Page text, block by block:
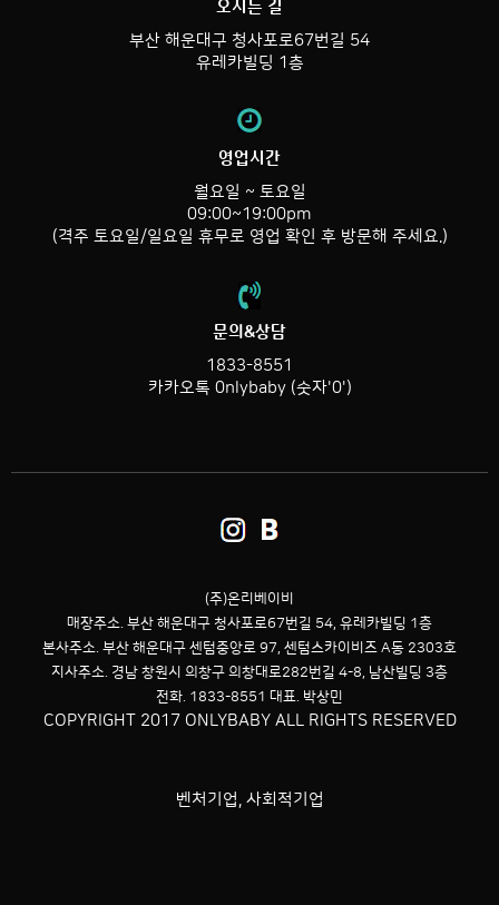
오시는 길
부산 해운대구 청사포로67번길 54
유레카빌딩 1층
영업시간
월요일 ~ 토요일
09:00~19:00pm
(격주 토요일/일요일 휴무로 영업 확인 후 방문해 주세요.)
문의&상담
1833-8551
카카오톡 0nlybaby (숫자'0')
(주)온리베이비
매장주소. 부산 해운대구 청사포로67번길 54, 유레카빌딩 1층
본사주소. 부산 해운대구 센텀중앙로 97, 센텀스카이비즈 A동 2303호
지사주소. 경남 창원시 의창구 의창대로282번길 4-8, 남산빌딩 3층
전화. 1833-8551 대표. 박상민
COPYRIGHT 2017 ONLYBABY ALL RIGHTS RESERVED
벤처기업, 사회적기업